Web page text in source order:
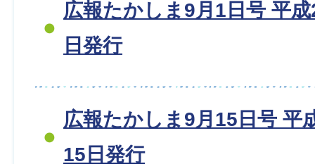
広報たかしま9月1日号 平
日発行
広報たかしま9月15日号 平
15日発行